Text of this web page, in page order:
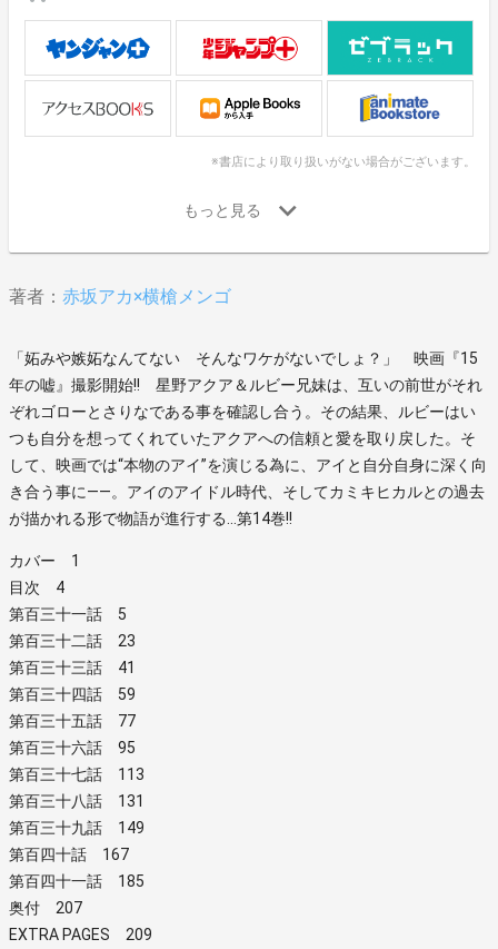
※書店により取り扱いがない場合がございます。
著者： 赤坂アカ×横槍メンゴ
「妬みや嫉妬なんてない そんなワケがないでしょ？」 映画『15
年の嘘』撮影開始!! 星野アクア＆ルビー兄妹は、互いの前世がそれ
ぞれゴローとさりなである事を確認し合う。その結果、ルビーはい
つも自分を想ってくれていたアクアへの信頼と愛を取り戻した。そ
して、映画では“本物のアイ”を演じる為に、アイと自分自身に深く向
き合う事に――。アイのアイドル時代、そしてカミキヒカルとの過去
が描かれる形で物語が進行する…第14巻!!
カバー 1
目次 4
第百三十一話 5
第百三十二話 23
第百三十三話 41
第百三十四話 59
第百三十五話 77
第百三十六話 95
第百三十七話 113
第百三十八話 131
第百三十九話 149
第百四十話 167
第百四十一話 185
奥付 207
EXTRA PAGES 209